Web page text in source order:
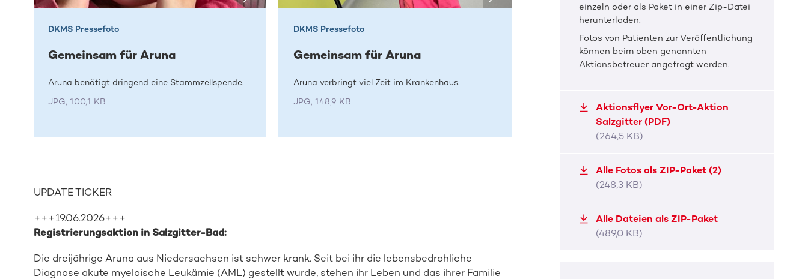
DKMS Pressefoto
Gemeinsam für Aruna
Aruna benötigt dringend eine Stammzellspende.
JPG, 100,1 KB
DKMS Pressefoto
Gemeinsam für Aruna
Aruna verbringt viel Zeit im Krankenhaus.
JPG, 148,9 KB
UPDATE TICKER
+++19.06.2026+++
Registrierungsaktion in Salzgitter-Bad:
Die dreijährige Aruna aus Niedersachsen ist schwer krank. Seit bei ihr die lebensbedrohliche
Diagnose akute myeloische Leukämie (AML) gestellt wurde, stehen ihr Leben und das ihrer Familie
einzeln oder als Paket in einer Zip-Datei
herunterladen.
Fotos von Patienten zur Veröffentlichung
können beim oben genannten
Aktionsbetreuer angefragt werden.
Aktionsflyer Vor-Ort-Aktion
Salzgitter (PDF)
(264,5 KB)
Alle Fotos als ZIP-Paket (2)
(248,3 KB)
Alle Dateien als ZIP-Paket
(489,0 KB)